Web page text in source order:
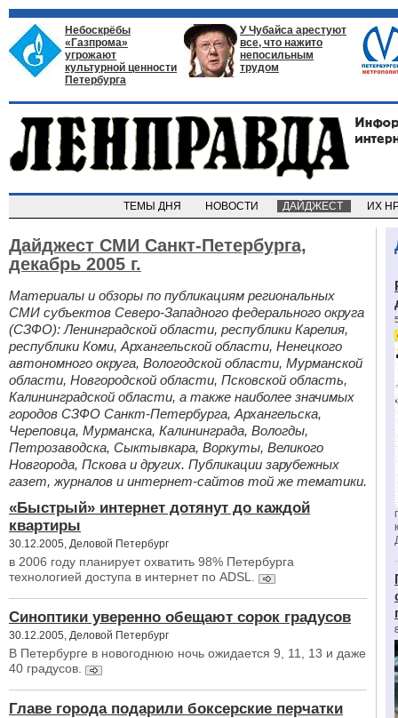
Небоскрёбы
«Газпрома»
угрожают
культурной ценности
Петербурга
У Чубайса арестуют
все, что нажито
непосильным
трудом
ТЕМЫ ДНЯ НОВОСТИ ДАЙДЖЕСТ ИХ
Дайджест СМИ Санкт-Петербурга,
декабрь 2005 г.
Материалы и обзоры по публикациям региональных
СМИ субъектов Северо-Западного федерального округа
(СЗФО): Ленинградской области, республики Карелия,
республики Коми, Архангельской области, Ненецкого
автономного округа, Вологодской области, Мурманской
области, Новгородской области, Псковской область,
Калининградской области, а также наиболее значимых
городов СЗФО Санкт-Петербурга, Архангельска,
Череповца, Мурманска, Калининграда, Вологды,
Петрозаводска, Сыктывкара, Воркуты, Великого
Новгорода, Пскова и других. Публикации зарубежных
газет, журналов и интернет-сайтов той же тематики.
«Быстрый» интернет дотянут до каждой
квартиры
30.12.2005, Деловой Петербург
в 2006 году планирует охватить 98% Петербурга
технологией доступа в интернет по ADSL.
Синоптики уверенно обещают сорок градусов
30.12.2005, Деловой Петербург
В Петербурге в новогоднюю ночь ожидается 9, 11, 13 и даже
40 градусов.
Главе города подарили боксерские перчатки